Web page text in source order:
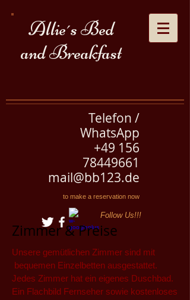
Allie´s Bed
and Breakfast
Telefon /
WhatsApp
+49 156
78449661
mail@bb123.de
to make a reservation now
Follow Us!!!
Zimmer & Preise
Unsere gemütlichen Zimmer sind mit
bequemen Einzelbetten ausgestattet.
Jedes Zimmer hat ein eigenes Duschbad.
Ein Flachbild Fernseher sowie kostenloses